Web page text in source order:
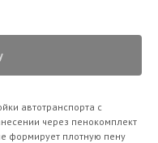
автотранспорта с
через пенокомплект
формирует плотную пену